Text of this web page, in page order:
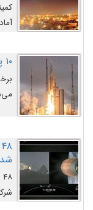
۱۰ پرتاب برتر موشک آریان ۵ در تمام ادوار